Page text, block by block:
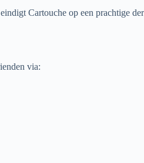
Cartouche op een prachtige
via: